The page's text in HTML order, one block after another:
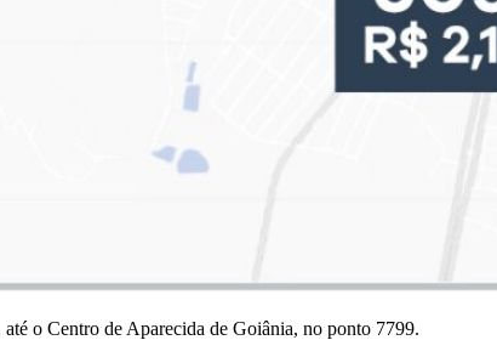
o Centro de Aparecida de Goiânia, no ponto 7799.